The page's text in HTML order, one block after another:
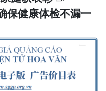
保健康体检不漏一